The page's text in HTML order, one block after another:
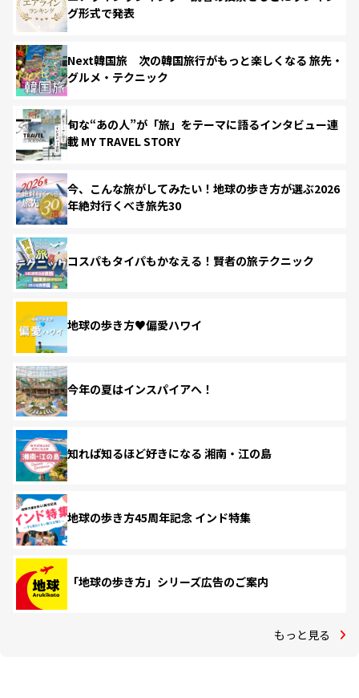
グ形式で発表
Next韓国旅 次の韓国旅行がもっと楽しくなる 旅先・
グルメ・テクニック
旬な“あの人”が「旅」をテーマに語るインタビュー連
載 MY TRAVEL STORY
今、こんな旅がしてみたい！地球の歩き方が選ぶ2026
年絶対行くべき旅先30
コスパもタイパもかなえる！賢者の旅テクニック
地球の歩き方♥偏愛ハワイ
今年の夏はインスパイアへ！
知れば知るほど好きになる 湘南・江の島
地球の歩き方45周年記念 インド特集
「地球の歩き方」シリーズ広告のご案内
もっと見る